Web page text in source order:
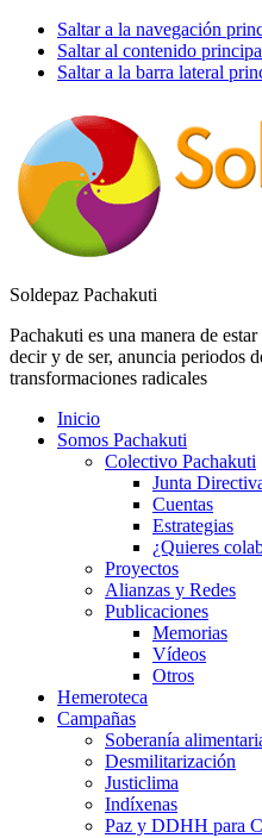
Saltar a la navegación
Saltar al contenido
Saltar a la barra lateral
Soldepaz Pachakuti
Pachakuti es una manera de
decir y de ser, anuncia periodos
transformaciones radicales
Inicio
Somos Pachakuti
Colectivo Pachakuti
Junta
Cuentas
Estrategias
¿Quieres
Proyectos
Alianzas y Redes
Publicaciones
Memorias
Vídeos
Otros
Hemeroteca
Campañas
Soberanía
Desmilitarización
Justiclima
Indíxenas
Paz y DDHH para